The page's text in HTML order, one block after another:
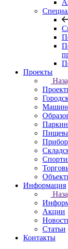
Проекты
Информация
Акции
Статьи
Контакты